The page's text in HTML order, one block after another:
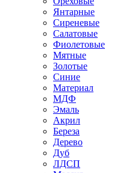
Янтарные
Сиреневые
Салатовые
Фиолетовые
Мятные
Золотые
Синие
Материал
МДФ
Эмаль
Акрил
Береза
Дерево
Дуб
ЛДСП